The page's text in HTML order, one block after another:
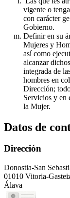
vigente o
con carácter
Gobierno.
Definir en su
Mujeres y
así como
alcanzar
integrada de
hombres en
Dirección;
Servicios y en
la Mujer.
Datos de
Dirección
Donostia-San
01010 Vitoria-
Álava